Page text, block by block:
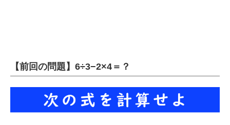
エネルギーの専門メディア
ちょっと気になるネットの話題
【前回の問題】6÷3−2×4＝？